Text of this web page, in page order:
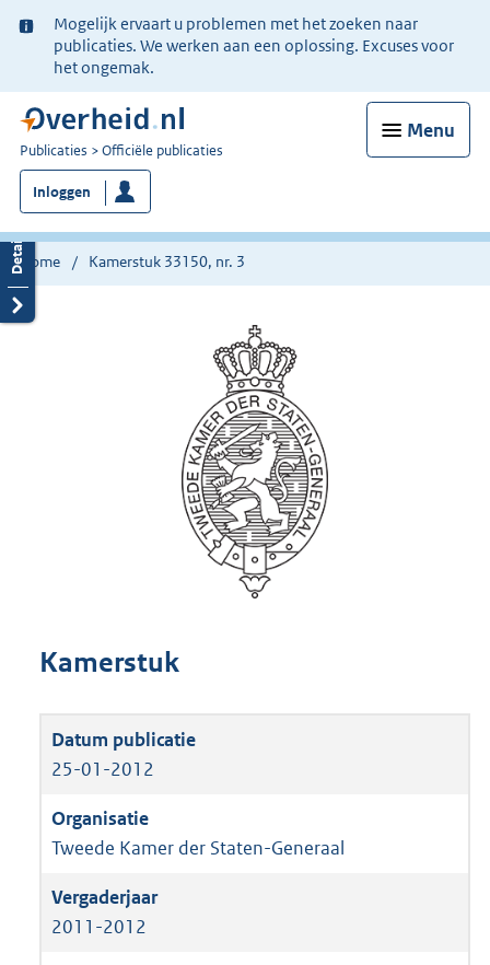
Ter
informatie:
Mogelijk ervaart u problemen met het zoeken naar
publicaties. We werken aan een oplossing. Excuses voor
het ongemak.
Menu
U
bent
nu
hier:
Publicaties Officiële publicaties
Inloggen
Home Kamerstuk 33150, nr. 3
Kamerstuk
25-01-2012
Tweede Kamer der Staten-Generaal
2011-2012